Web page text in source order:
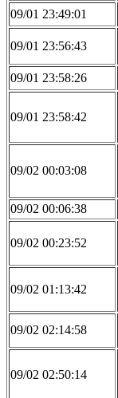
09/01 23:49:01
09/01 23:56:43
09/01 23:58:26
09/01 23:58:42
09/02 00:03:08
09/02 00:06:38
09/02 00:23:52
09/02 01:13:42
09/02 02:14:58
09/02 02:50:14